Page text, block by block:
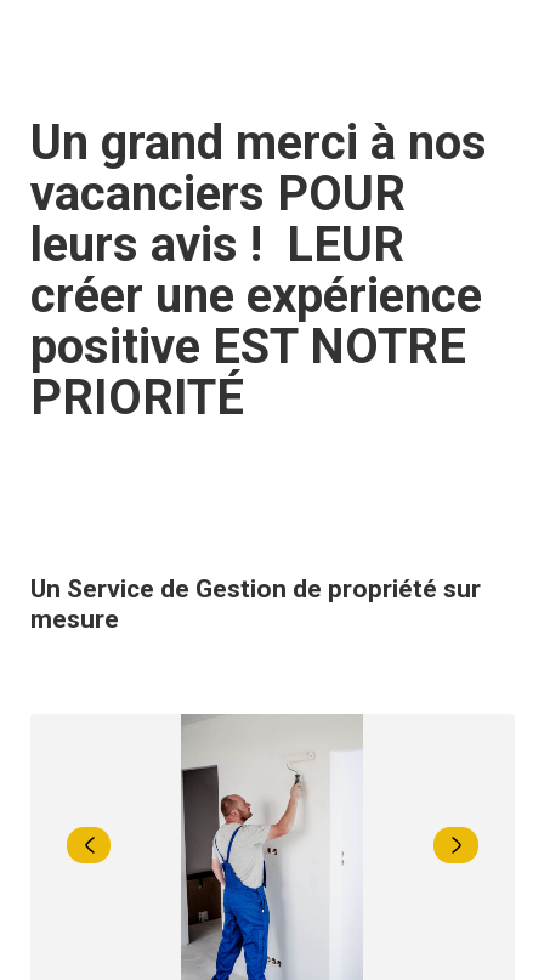
Un grand merci à nos
vacanciers POUR
leurs avis ! LEUR
créer une expérience
positive EST NOTRE
PRIORITÉ
Un Service de Gestion de propriété sur
mesure